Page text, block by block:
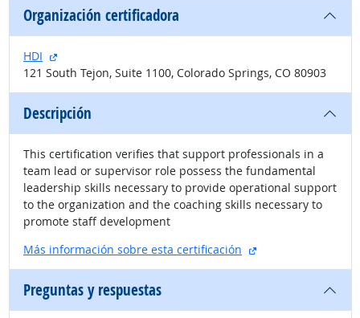
Organización certificadora
HDI
sitio externo
121 South Tejon, Suite 1100, Colorado Springs, CO 80903
Descripción
This certification verifies that support professionals in a
team lead or supervisor role possess the fundamental
leadership skills necessary to provide operational support
to the organization and the coaching skills necessary to
promote staff development
Más información sobre esta certificación
sitio externo
Preguntas y respuestas